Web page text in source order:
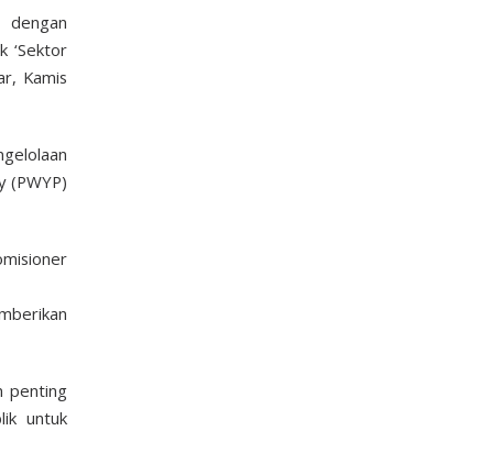
dengan
‘Sektor
Kamis
(PWYP)
penting
untuk